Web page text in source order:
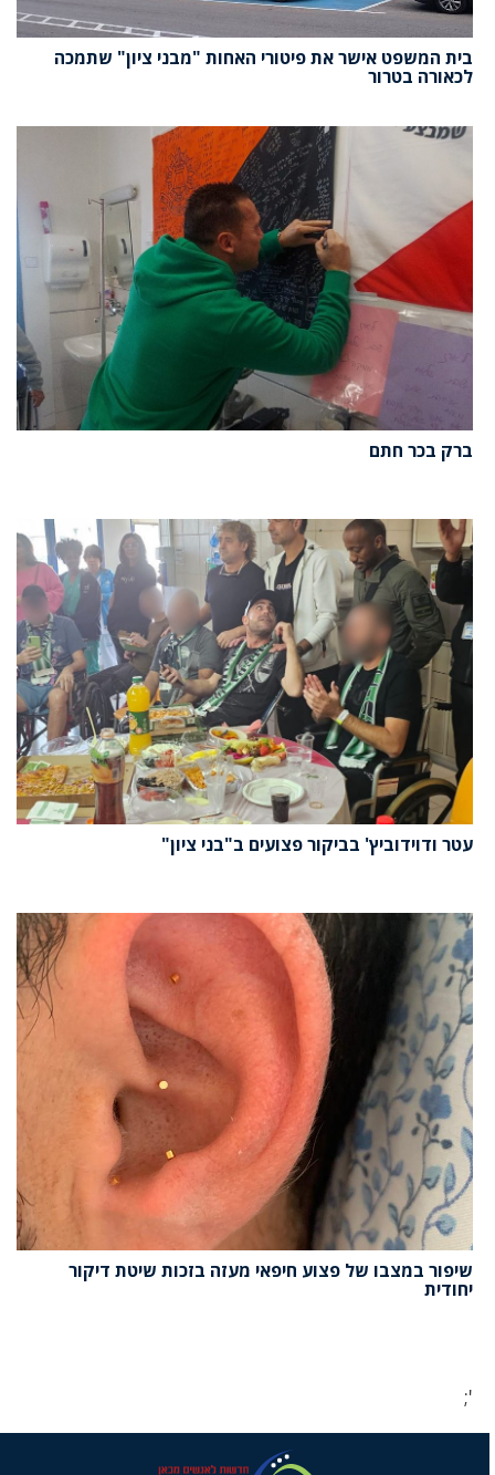
בית המשפט אישר את פיטורי האחות "מבני ציון" שתמכה
לכאורה בטרור
ברק בכר חתם
עטר ודוידוביץ' בביקור פצועים ב"בני ציון"
שיפור במצבו של פצוע חיפאי מעזה בזכות שיטת דיקור
יחודית
';